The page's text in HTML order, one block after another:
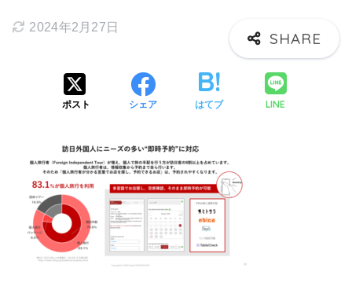
2024年2月27日
ポスト シェア はてブ LINE